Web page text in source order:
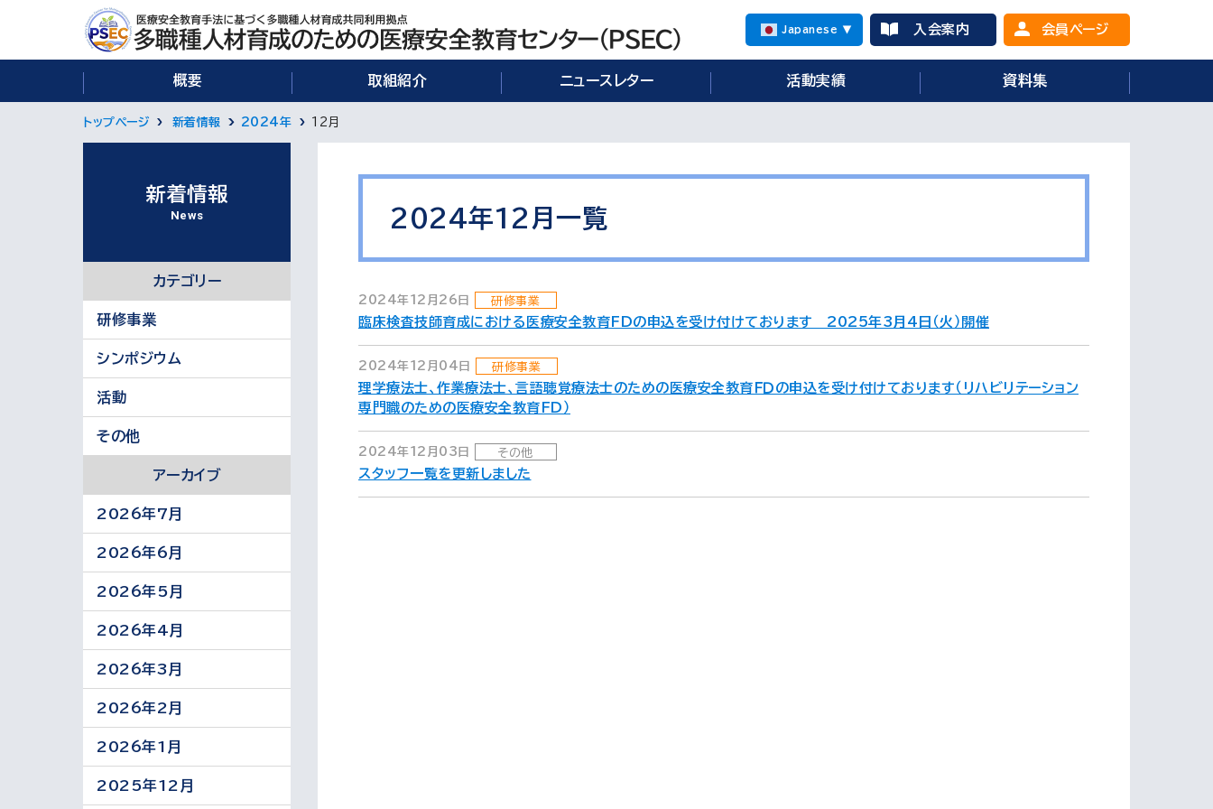
Japanese ▼ 入会案内 会員ページ
概要 取組紹介 ニュースレター 活動実績 資料集
トップページ 新着情報 2024年 12月
新着情報
News
カテゴリー
研修事業
シンポジウム
活動
その他
アーカイブ
2026年7月
2026年6月
2026年5月
2026年4月
2026年3月
2026年2月
2026年1月
2025年12月
2024年12月 一覧
2024年12月26日 研修事業
臨床検査技師育成における医療安全教育FDの申込を受け付けております 2025年3月4日（火）開催
2024年12月04日 研修事業
理学療法士、作業療法士、言語聴覚療法士のための医療安全教育ＦＤの申込を受け付けております（リハビリテーション
専門職のための医療安全教育FD）
2024年12月03日 その他
スタッフ一覧を更新しました